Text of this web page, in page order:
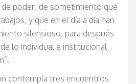
poder, de sometimiento que
y que en el día a día han
silensioso, para después
lo individual e institucional
contempla tres encuentros